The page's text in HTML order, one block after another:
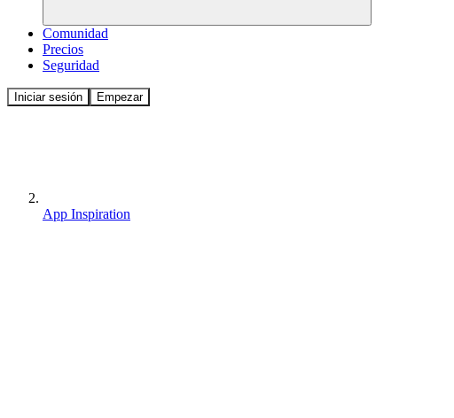
Comunidad
Precios
Seguridad
Iniciar sesión Empezar
App Inspiration